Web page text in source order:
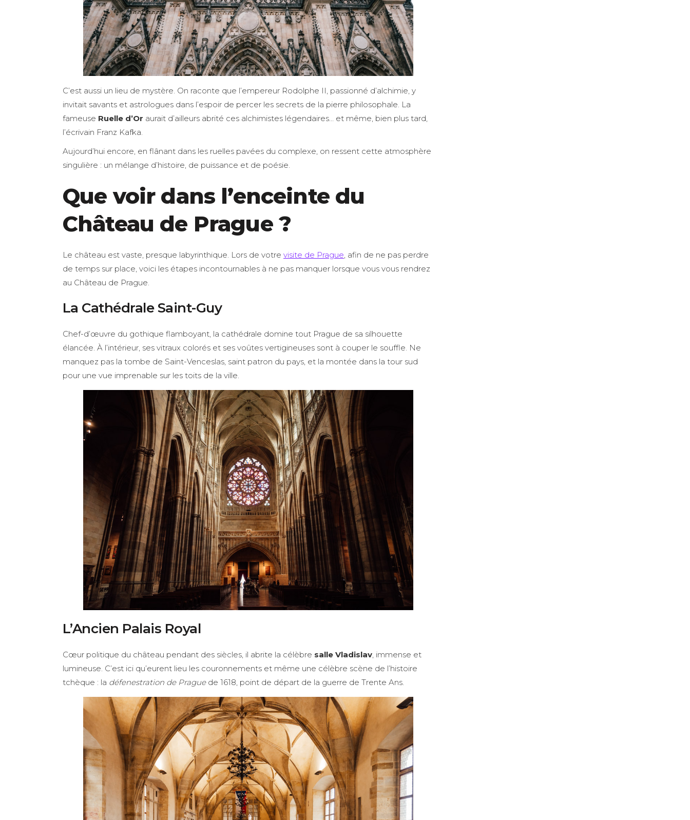
C’est aussi un lieu de mystère. On raconte que l’empereur Rodolphe II, passionné d’alchimie, y
invitait savants et astrologues dans l’espoir de percer les secrets de la pierre philosophale. La
fameuse Ruelle d’Or aurait d’ailleurs abrité ces alchimistes légendaires… et même, bien plus tard,
l’écrivain Franz Kafka.
Aujourd’hui encore, en flânant dans les ruelles pavées du complexe, on ressent cette atmosphère
singulière : un mélange d’histoire, de puissance et de poésie.
Que voir dans l’enceinte du
Château de Prague ?
Le château est vaste, presque labyrinthique. Lors de votre visite de Prague, afin de ne pas perdre
de temps sur place, voici les étapes incontournables à ne pas manquer lorsque vous vous rendrez
au Château de Prague.
La Cathédrale Saint-Guy
Chef-d’œuvre du gothique flamboyant, la cathédrale domine tout Prague de sa silhouette
élancée. À l’intérieur, ses vitraux colorés et ses voûtes vertigineuses sont à couper le souffle. Ne
manquez pas la tombe de Saint-Venceslas, saint patron du pays, et la montée dans la tour sud
pour une vue imprenable sur les toits de la ville.
L’Ancien Palais Royal
Cœur politique du château pendant des siècles, il abrite la célèbre salle Vladislav , immense et
lumineuse. C’est ici qu’eurent lieu les couronnements et même une célèbre scène de l’histoire
tchèque : la défenestration de Praguede 1618, point de départ de la guerre de Trente Ans.